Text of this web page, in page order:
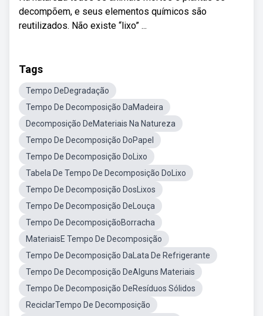
decompõem, e seus elementos químicos são
reutilizados. Não existe “lixo” ...
Tags
Tempo DeDegradação
Tempo De Decomposição DaMadeira
Decomposição DeMateriais Na Natureza
Tempo De Decomposição DoPapel
Tempo De Decomposição DoLixo
Tabela De Tempo De Decomposição DoLixo
Tempo De Decomposição DosLixos
Tempo De Decomposição DeLouça
Tempo De DecomposiçãoBorracha
MateriaisE Tempo De Decomposição
Tempo De Decomposição DaLata De Refrigerante
Tempo De Decomposição DeAlguns Materiais
Tempo De Decomposição DeResíduos Sólidos
ReciclarTempo De Decomposição